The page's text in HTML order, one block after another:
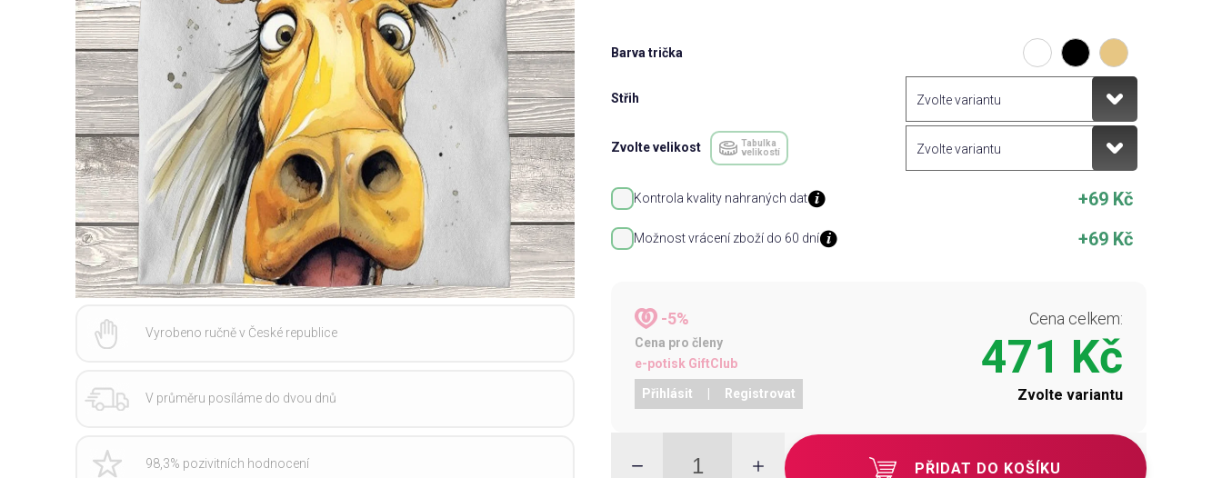
Barva trička
Střih
Zvolte velikost
Tabulka
velikostí
Kontrola kvality nahraných dat +69 Kč
Možnost vrácení zboží do 60 dní +69 Kč
-5%
Cena pro členy
e-potisk GiftClub
Přihlásit Registrovat
Cena celkem:
471 Kč
Zvolte variantu
PŘIDAT DO KOŠÍKU
Vyrobeno ručně v České republice
V průměru posíláme do dvou dnů
98,3% pozivitních hodnocení